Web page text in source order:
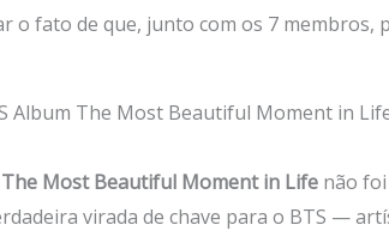
o fato de que, junto com os 7 membros,
Album The Most Beautiful Moment in
The Most Beautiful Moment in Life não
virada de chave para o BTS —